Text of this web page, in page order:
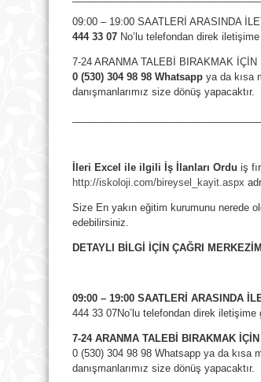
09:00 – 19:00 SAATLERİ ARASINDA
444 33 07 No’lu telefondan direk
7-24 ARANMA TALEBİ BIRAKMAK İÇİN
0 (530) 304 98 98 Whatsapp ya da kısa
danışmanlarımız size dönüş yapacaktır.
İleri Excel ile ilgili İş İlanları Ordu iş
http://iskoloji.com/bireysel_kayit.aspx
Size En yakın eğitim kurumunu nerede
edebilirsiniz.
DETAYLI BİLGİ İÇİN ÇAĞRI
09:00 – 19:00 SAATLERİ ARASINDA
444 33 07No’lu telefondan direk iletişime
7-24 ARANMA TALEBİ BIRAKMAK İÇİN
0 (530) 304 98 98 Whatsapp ya da kısa
danışmanlarımız size dönüş yapacaktır.